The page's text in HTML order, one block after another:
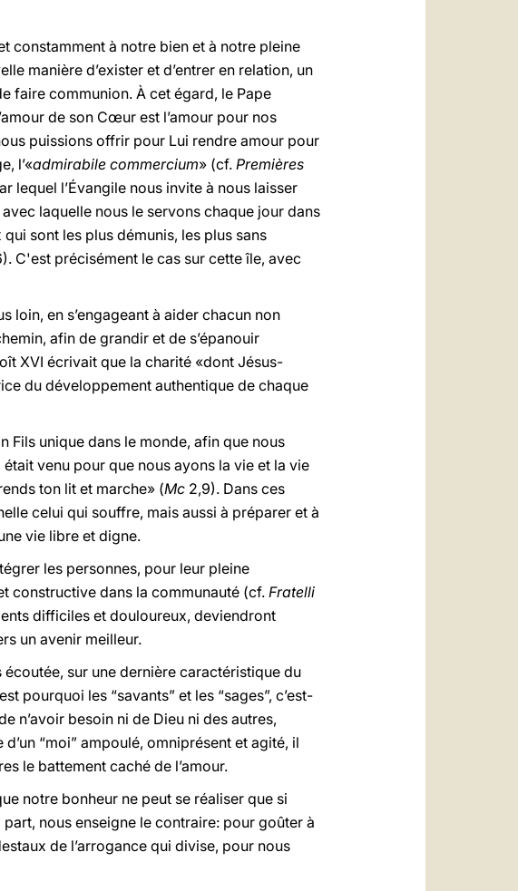
constamment à notre bien et à notre pleine
manière d’exister et d’entrer en relation, un
faire communion. À cet égard, le Pape
de son Cœur est l’amour pour nos
puissions offrir pour Lui rendre amour pour
l’«admirabile commercium» (cf. Premières
lequel l’Évangile nous invite à nous laisser
laquelle nous le servons chaque jour dans
sont les plus démunis, les plus sans
C'est précisément le cas sur cette île, avec
loin, en s’engageant à aider chacun non
afin de grandir et de s’épanouir
XVI écrivait que la charité «dont Jésus-
du développement authentique de chaque
Fils unique dans le monde, afin que nous
venu pour que nous ayons la vie et la vie
ton lit et marche» (Mc 2,9). Dans ces
celui qui souffre, mais aussi à préparer et à
vie libre et digne.
les personnes, pour leur pleine
constructive dans la communauté (cf.Fratelli
difficiles et douloureux, deviendront
un avenir meilleur.
écoutée, sur une dernière caractéristique du
pourquoi les “savants” et les “sages”, c’est-
n’avoir besoin ni de Dieu ni des autres,
“moi” ampoulé, omniprésent et agité, il
le battement caché de l’amour.
notre bonheur ne peut se réaliser que si
part, nous enseigne le contraire: pour goûter à
de l’arrogance qui divise, pour nous